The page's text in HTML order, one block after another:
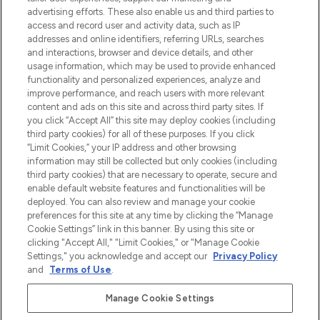
Shop online of via de app, met gratis
verzending vanaf €40.
Cookie-toestemming
Do Not Sell or Share My Personal
Information
HELP & INFORMATIE
BEDRIJFSINFORMATIE
OVER LOOKFANTASTIC
Betaal veilig met
advertising efforts. These also enable us and third parties to
access and record user and activity data, such as IP
addresses and online identifiers, referring URLs, searches
and interactions, browser and device details, and other
usage information, which may be used to provide enhanced
functionality and personalized experiences, analyze and
improve performance, and reach users with more relevant
content and ads on this site and across third party sites. If
you click “Accept All” this site may deploy cookies (including
third party cookies) for all of these purposes. If you click
“Limit Cookies,” your IP address and other browsing
information may still be collected but only cookies (including
third party cookies) that are necessary to operate, secure and
enable default website features and functionalities will be
deployed. You can also review and manage your cookie
preferences for this site at any time by clicking the “Manage
Cookie Settings” link in this banner. By using this site or
clicking "Accept All," "Limit Cookies," or "Manage Cookie
Settings," you acknowledge and accept our Privacy Policy
and
Terms of Use.
Manage Cookie Settings